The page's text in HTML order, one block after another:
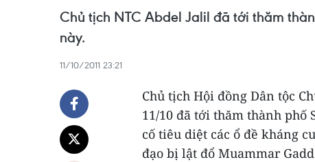
Chủ tịch NTC Abdel Jalil đã tới thăm
này.
11/10/2011 23:21
Chủ tịch Hội đồng Dân tộc
11/10 đã tới thăm thành
cố tiêu diệt các ổ đề kháng
đạo bị lật đổ Muammar